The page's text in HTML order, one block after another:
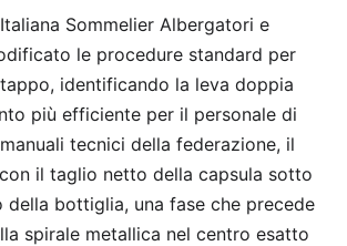
Sommelier Albergatori e
le procedure standard per
identificando la leva doppia
più efficiente per il personale di
tecnici della federazione, il
il taglio netto della capsula sotto
della bottiglia, una fase che precede
spirale metallica nel centro esatto